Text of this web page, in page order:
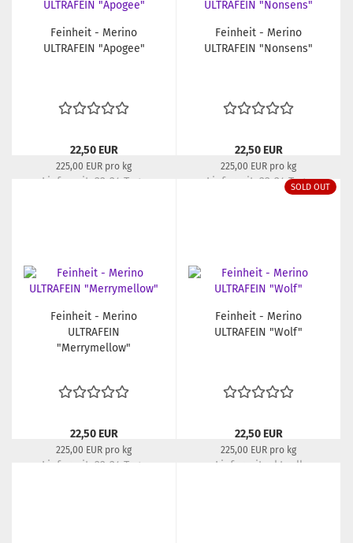
Feinheit - Merino
ULTRAFEIN "Apogee"
22,50 EUR
225,00 EUR pro kg
Lieferzeit: 22-24 Tage
Feinheit - Merino
ULTRAFEIN "Nonsens"
22,50 EUR
225,00 EUR pro kg
Lieferzeit: 22-24 Tage
Feinheit - Merino
ULTRAFEIN
"Merrymellow"
22,50 EUR
225,00 EUR pro kg
Lieferzeit: 22-24 Tage
SOLD OUT
Feinheit - Merino
ULTRAFEIN "Wolf"
22,50 EUR
225,00 EUR pro kg
Lieferzeit:
aktuell